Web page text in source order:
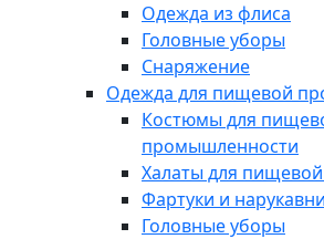
Одежда из флиса
Головные уборы
Снаряжение
Одежда для пищевой
Костюмы для
промышленности
Халаты для
Фартуки и
Головные уборы